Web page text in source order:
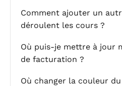
Comment ajouter un
déroulent les cours ?
Où puis-je mettre à jour
de facturation ?
Où changer la couleur